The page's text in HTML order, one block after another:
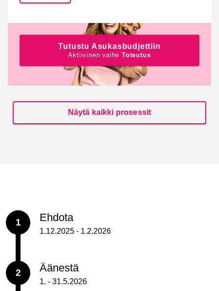
Osallistu prosessiin Asukasbudjetti
Tutustu Asukasbudjettiin
Aktiivinen vaiheToteutus
Näytä kaikki prosessit
1 Ehdota
1.12.2025 - 1.2.2026
2 Äänestä
1. - 31.5.2026